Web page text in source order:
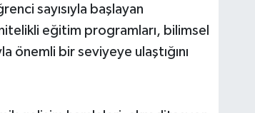
sayısıyla başlayan
eğitim programları, bilimsel
önemli bir seviyeye ulaştığını